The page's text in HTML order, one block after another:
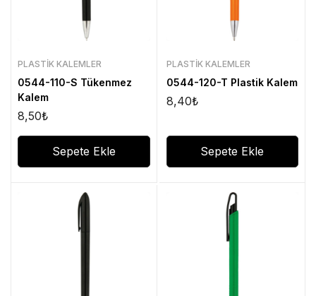
PLASTIK KALEMLER
0544-110-S Tükenmez
Kalem
8,50₺
Sepete Ekle
PLASTIK KALEMLER
0544-120-T Plastik Kalem
8,40₺
Sepete Ekle